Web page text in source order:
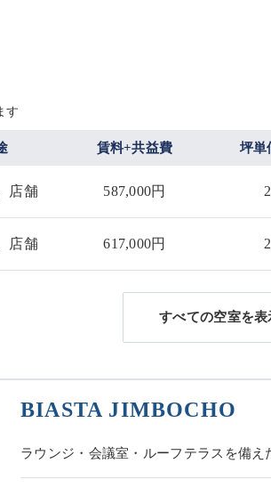
す
賃料+共益費 坪単
店舗 587,000円
店舗 617,000円
BIASTA JIMBOCHO
ラウンジ・会議室・ルーフテラスを備え